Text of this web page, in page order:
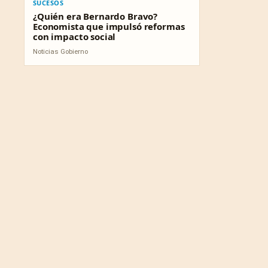
SUCESOS
¿Quién era Bernardo Bravo?
Economista que impulsó reformas
con impacto social
Noticias Gobierno